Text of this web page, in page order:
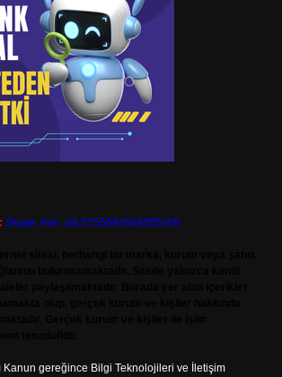
Skype: live:.cid.575569c608265c69
Kanun gereğince Bilgi Teknolojileri ve İletişim